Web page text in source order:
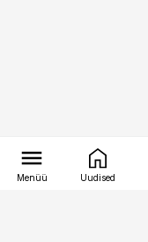
Menüü Uudised